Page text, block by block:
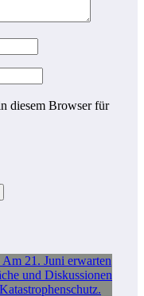
diesem Browser für